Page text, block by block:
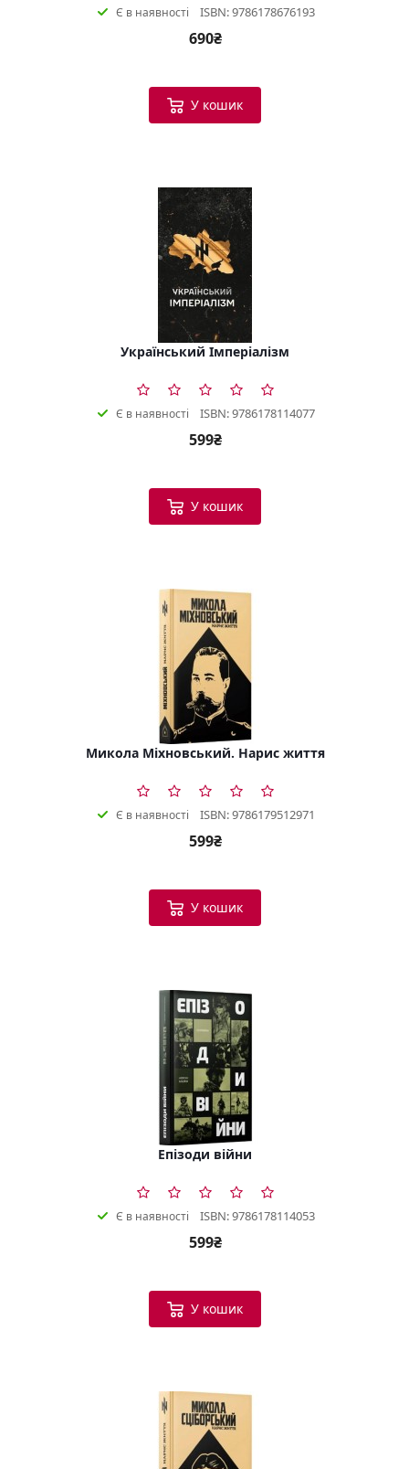
Є в наявності ISBN: 9786178676193
690₴
У кошик
Український Імперіалізм
Є в наявності ISBN: 9786178114077
599₴
У кошик
Микола Міхновський. Нарис життя
Є в наявності ISBN: 9786179512971
599₴
У кошик
Епізоди війни
Є в наявності ISBN: 9786178114053
599₴
У кошик